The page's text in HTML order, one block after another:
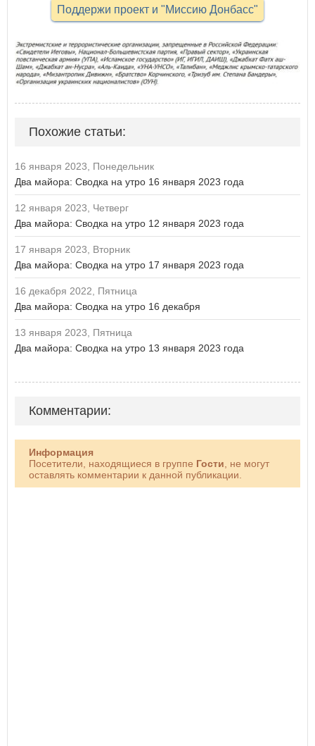
Поддержи проект и "Миссию Донбасс"
Похожие статьи:
16 января 2023, Понедельник
Два майора: Сводка на утро 16 января 2023 года
12 января 2023, Четверг
Два майора: Сводка на утро 12 января 2023 года
17 января 2023, Вторник
Два майора: Сводка на утро 17 января 2023 года
16 декабря 2022, Пятница
Два майора: Сводка на утро 16 декабря
13 января 2023, Пятница
Два майора: Сводка на утро 13 января 2023 года
Комментарии:
Информация
Посетители, находящиеся в группе Гости , не могут
оставлять комментарии к данной публикации.